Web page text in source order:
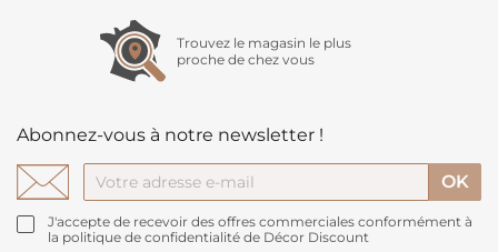
Trouvez le magasin le plus
proche de chez vous
Abonnez-vous à notre newsletter !
J'accepte de recevoir des offres commerciales conformément à
la politique de confidentialité de Décor Discount